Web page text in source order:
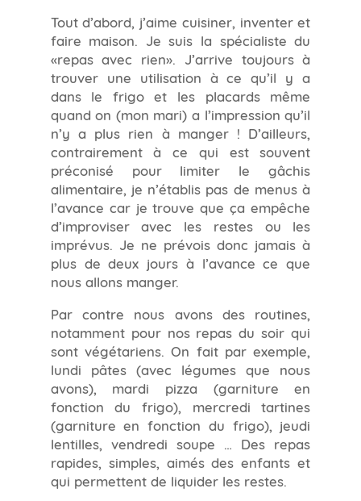
Tout d’abord, j’aime cuisiner, inventer et
faire maison. Je suis la spécialiste du
«repas avec rien». J’arrive toujours à
trouver une utilisation à ce qu’il y a
dans le frigo et les placards même
quand on (mon mari) a l’impression qu’il
n’y a plus rien à manger ! D’ailleurs,
contrairement à ce qui est souvent
préconisé pour limiter le gâchis
alimentaire, je n’établis pas de menus à
l’avance car je trouve que ça empêche
d’improviser avec les restes ou les
imprévus. Je ne prévois donc jamais à
plus de deux jours à l’avance ce que
nous allons manger.
Par contre nous avons des routines,
notamment pour nos repas du soir qui
sont végétariens. On fait par exemple,
lundi pâtes (avec légumes que nous
avons), mardi pizza (garniture en
fonction du frigo), mercredi tartines
(garniture en fonction du frigo), jeudi
lentilles, vendredi soupe … Des repas
rapides, simples, aimés des enfants et
qui permettent de liquider les restes.